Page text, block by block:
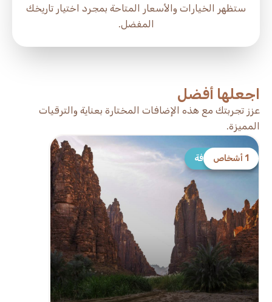
ستظهر الخيارات والأسعار المتاحة بمجرد اختيار تاريخك
المفضل.
اجعلها أفضل
عزز تجربتك مع هذه الإضافات المختارة بعناية والترقيات
المميزة.
أفضل إضافة 1 أشخاص